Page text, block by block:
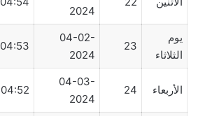
2024
يوم
الثلاثاء
23
04-02-
2024
04:53
الأربعاء 24
04-03-
2024
04:52